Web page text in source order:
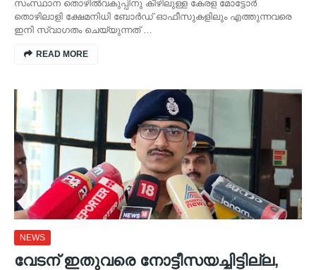
സംസ്ഥാന തൊഴിൽവകുപ്പിനു കീഴിലുള്ള കേരള മോട്ടോർ
തൊഴിലാളി ക്ഷേമനിധി ബോർഡ് ഓഫീസുകളിലും എത്തുന്നവരെ
ഇനി സ്വാഗതം ചെയ്യുന്നത് …
READ MORE
NEWS
വേടന് ഇതുവരെ നോട്ടീസയച്ചിട്ടില്ല,